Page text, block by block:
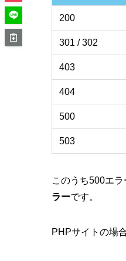
200
301 / 302
403
404
500
503
このうち500エラ
ラーです。
PHPサイトの場